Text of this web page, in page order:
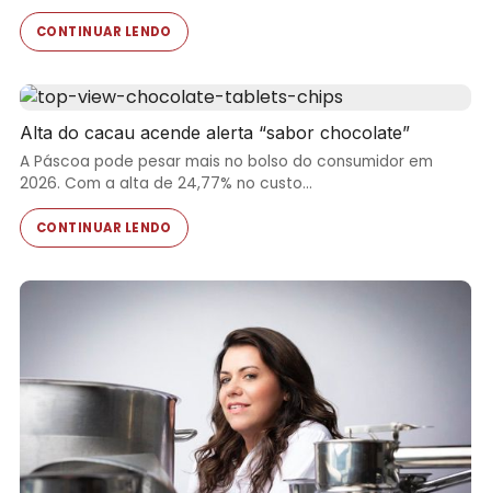
CONTINUAR LENDO
Alta do cacau acende alerta “sabor chocolate”
A Páscoa pode pesar mais no bolso do consumidor em
2026. Com a alta de 24,77% no custo…
CONTINUAR LENDO